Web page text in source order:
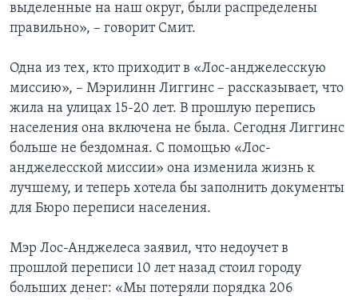
выделенные на наш округ, были распределены
правильно», – говорит Смит.
Одна из тех, кто приходит в «Лос-анджелесскую
миссию», – Мэрилинн Лиггинс – рассказывает, что
жила на улицах 15-20 лет. В прошлую перепись
населения она включена не была. Сегодня Лиггинс
больше не бездомная. С помощью «Лос-
анджелесской миссии» она изменила жизнь к
лучшему, и теперь хотела бы заполнить документы
для Бюро переписи населения.
Мэр Лос-Анджелеса заявил, что недоучет в
прошлой переписи 10 лет назад стоил городу
больших денег: «Мы потеряли порядка 206